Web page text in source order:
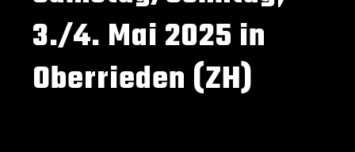
3./4. Mai 2025 in
Oberrieden (ZH)